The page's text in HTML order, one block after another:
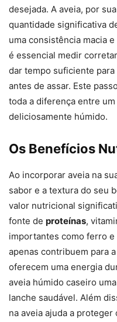
desejada. A aveia, por
quantidade significativa
uma consistência macia
é essencial medir
dar tempo suficiente
antes de assar. Este
toda a diferença entre
deliciosamente húmido.
Os Benefícios
Ao incorporar aveia na
sabor e a textura do seu
valor nutricional
fonte de proteínas,
importantes como ferro
apenas contribuem para
oferecem uma energia
aveia húmido caseiro
lanche saudável. Além
na aveia ajuda a